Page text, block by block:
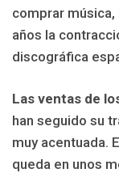
comprar
años la
discográfica
Las ventas de
han seguido su
muy acentuada.
queda en unos